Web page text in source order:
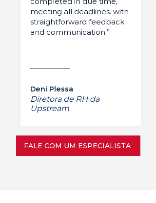
meeting all deadlines. with
straightforward feedback
and communication.”
Deni Plessa
Diretora de RH da
Upstream
FALE COM UM ESPECIALISTA